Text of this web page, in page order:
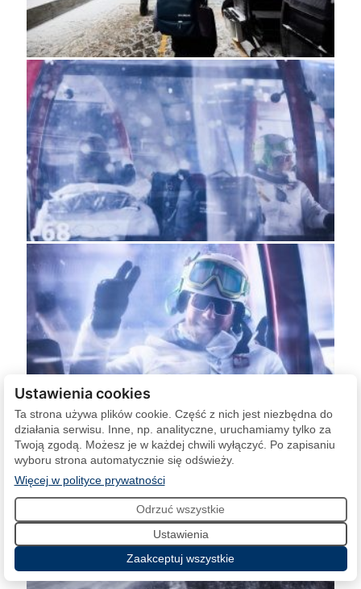
Ustawienia cookies
Ta strona używa plików cookie. Część z nich jest niezbędna do
działania serwisu. Inne, np. analityczne, uruchamiamy tylko za
Twoją zgodą. Możesz je w każdej chwili wyłączyć. Po zapisaniu
wyboru strona automatycznie się odświeży.
Więcej w polityce prywatności(otwiera się w nowej karcie)
Odrzuć wszystkie
Ustawienia
Zaakceptuj wszystkie